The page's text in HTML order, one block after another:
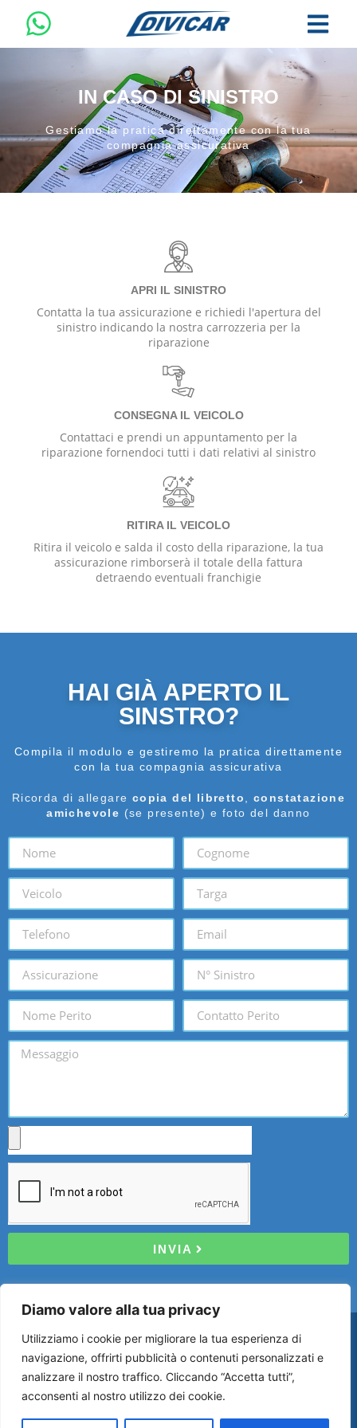
Diamo valore alla tua privacy
Utilizziamo i cookie per migliorare la tua esperienza di
navigazione, offrirti pubblicità o contenuti personalizzati e
analizzare il nostro traffico. Cliccando “Accetta tutti”,
acconsenti al nostro utilizzo dei cookie.
IN CASO DI SINISTRO
Gestiamo la pratica direttamente con la tua
compagnia assicurativa
APRI IL SINISTRO
Contatta la tua assicurazione e richiedi l'apertura del
sinistro indicando la nostra carrozzeria per la
riparazione
CONSEGNA IL VEICOLO
Contattaci e prendi un appuntamento per la
riparazione fornendoci tutti i dati relativi al sinistro
RITIRA IL VEICOLO
Ritira il veicolo e salda il costo della riparazione, la tua
assicurazione rimborserà il totale della fattura
detraendo eventuali franchigie
HAI GIÀ APERTO IL
SINSTRO?
Compila il modulo e gestiremo la pratica direttamente
con la tua compagnia assicurativa
Ricorda di allegare copia del libretto
constatazione
amichevole (se presente) e foto del danno
INVIA
DIVICAR S.R.L.
Partita IVA: 02135310122